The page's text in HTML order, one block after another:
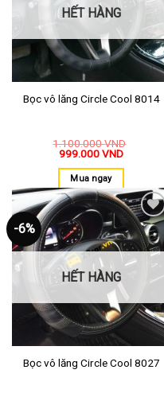
HẾT HÀNG
Bọc vô lăng Circle Cool 8014
1.100.000VND
999.000VND
Mua ngay
-6%
Thêm
vào
yêu
thích
HẾT HÀNG
Bọc vô lăng Circle Cool 8027